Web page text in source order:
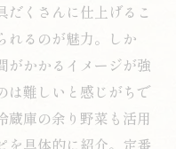
だくさんに仕上げるこ
れるのが魅力。しか
がかかるイメージが強
は難しいと感じがちで
蔵庫の余り野菜も活用
を具体的に紹介。定番